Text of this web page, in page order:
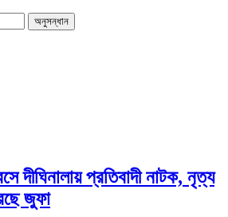
দীঘিনালায় প্রতিবাদী নাটক, নৃত্য
জুফা